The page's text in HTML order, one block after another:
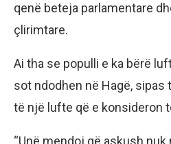
qenë beteja parlamentare
çlirimtare.
Ai tha se populli e ka bërë
sot ndodhen në Hagë, sipas
të një lufte që e konsideron